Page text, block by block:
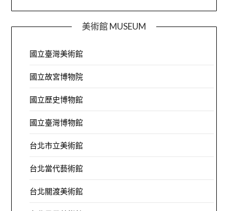
美術館 MUSEUM
國立臺灣美術館
國立故宮博物院
國立歷史博物館
國立臺灣博物館
台北市立美術館
台北當代藝術館
台北關渡美術館